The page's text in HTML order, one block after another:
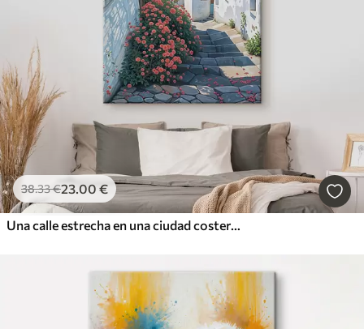
38.33€23.00 €
Una calle estrecha en una ciudad costera, con edificios blancos, techos de tejas rojas y flores de color rosa vibrante